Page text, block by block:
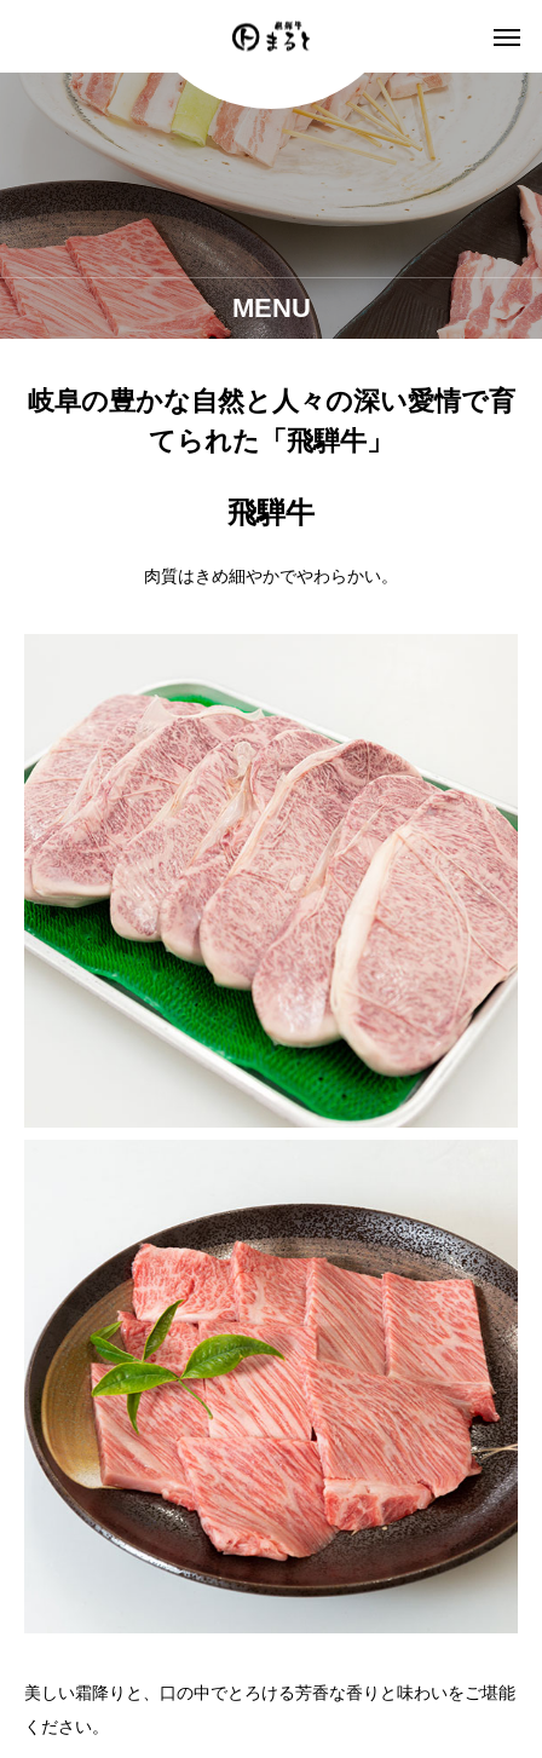
MENU
岐阜の豊かな自然と人々の深い愛情で育
てられた「飛騨牛」
飛騨牛
肉質はきめ細やかでやわらかい。
美しい霜降りと、口の中でとろける芳香な香りと味わいをご堪能
ください。